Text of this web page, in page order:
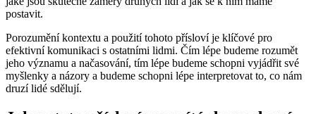
postavit.
Porozumění kontextu a použití tohoto přísloví je klíčové pro
efektivní komunikaci s ostatními lidmi. Čím lépe budeme rozumět
jeho významu a načasování, tím lépe budeme schopni vyjádřit své
myšlenky a názory a budeme schopni lépe interpretovat to, co nám
druzí lidé sdělují.